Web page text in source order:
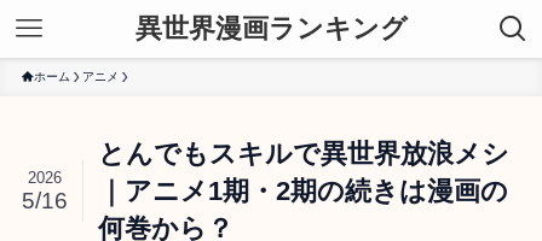
異世界漫画ランキング
ホーム アニメ
とんでもスキルで異世界放浪メシ
｜アニメ1期・2期の続きは漫画の
何巻から？
2026
5/16